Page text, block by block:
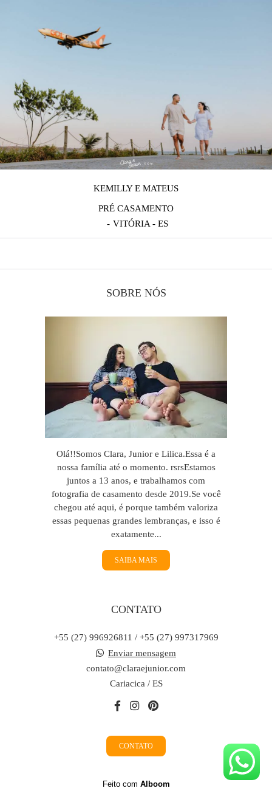
KEMILLY E MATEUS
PRÉ CASAMENTO
VITÓRIA - ES
SOBRE NÓS
Olá!!Somos Clara, Junior e Lilica.Essa é a
nossa família até o momento. rsrsEstamos
juntos a 13 anos, e trabalhamos com
fotografia de casamento desde 2019.Se você
chegou até aqui, é porque também valoriza
essas pequenas grandes lembranças, e isso é
exatamente...
SAIBA MAIS
CONTATO
+55 (27) 996926811 / +55 (27) 997317969
Enviar mensagem
contato@claraejunior.com
Cariacica / ES
CONTATO
Feito com Alboom